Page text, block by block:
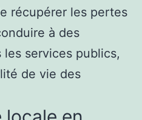
récupérer les pertes
à des
services publics,
de vie des